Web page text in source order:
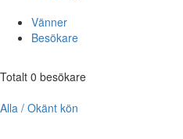
Vänner
Besökare
Totalt 0 besökare
Alla / Okänt kön